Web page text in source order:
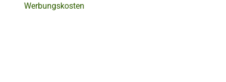
Werbungskosten